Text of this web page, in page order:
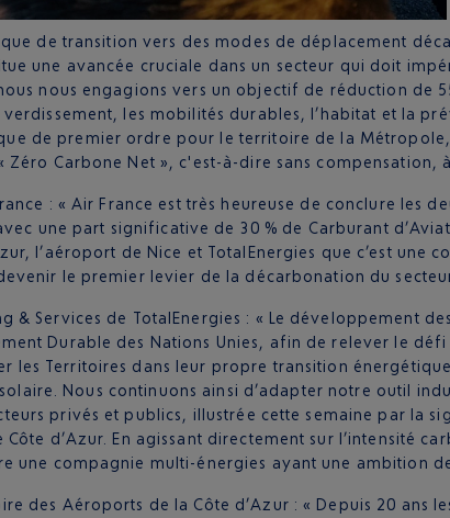
de transition vers des modes de déplacement
une avancée cruciale dans un secteur qui doit
nous engagions vers un objectif de réduction de
les mobilités durables, l’habitat et la
de premier ordre pour le territoire de la
Zéro Carbone Net », c'est-à-dire sans compensation,
: « Air France est très heureuse de conclure les
une part significative de 30 % de Carburant
l’aéroport de Nice et TotalEnergies que c’est
le premier levier de la décarbonation du
& Services de TotalEnergies : « Le développement
Durable des Nations Unies, afin de relever le
les Territoires dans leur propre transition
Nous continuons ainsi d’adapter notre outil
privés et publics, illustrée cette semaine par la
d’Azur. En agissant directement sur l’intensité
une compagnie multi-énergies ayant une ambition
des Aéroports de la Côte d’Azur : « Depuis 20 ans